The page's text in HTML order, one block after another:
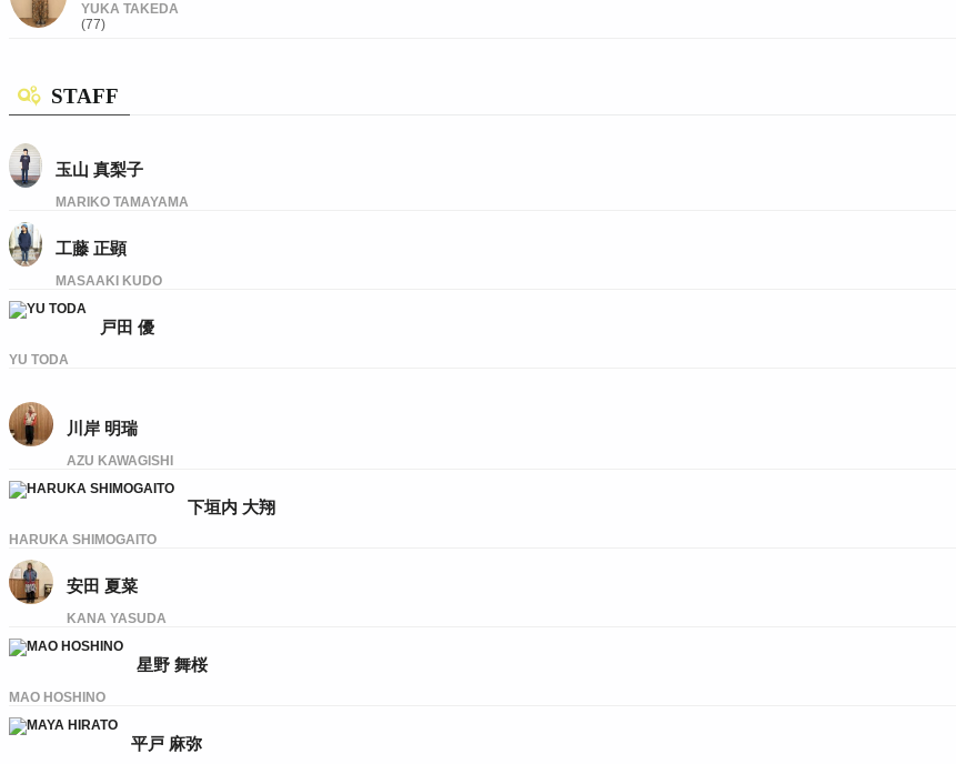
YUKA TAKEDA
(77)
STAFF
玉山 真梨子
MARIKO TAMAYAMA
工藤 正顕
MASAAKI KUDO
戸田 優
YU TODA
川岸 明瑞
AZU KAWAGISHI
下垣内 大翔
HARUKA SHIMOGAITO
安田 夏菜
KANA YASUDA
星野 舞桜
MAO HOSHINO
平戸 麻弥